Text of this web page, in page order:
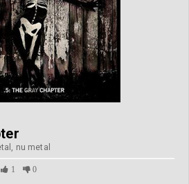
nu metal
1 0